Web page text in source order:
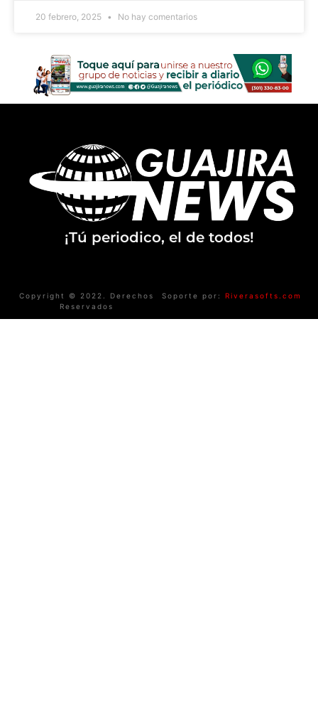
20 febrero, 2025 No hay comentarios
¡Tú periodico, el de todos!
Copyright © 2022. Derechos
Reservados
Soporte por: Riverasofts.com